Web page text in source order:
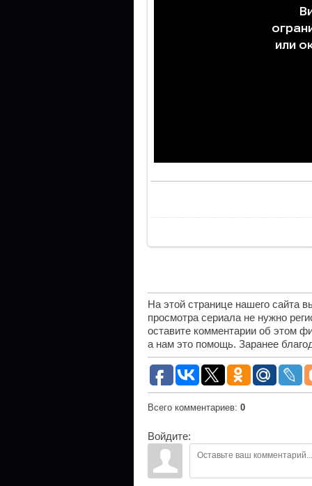
На этой странице нашего сайта
просмотра сериала не нужно
оставите комментарии об этом
а нам это помощь. Заранее
Всего комментариев: 0
Войдите: